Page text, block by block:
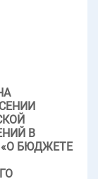
В
БЮДЖЕТЕ